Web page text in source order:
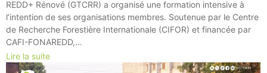
REDD+ Rénové (GTCRR) a organisé une formation intensive à
l’intention de ses organisations membres. Soutenue par le Centre
de Recherche Forestière Internationale (CIFOR) et financée par
CAFI-FONAREDD,...
Lire la suite